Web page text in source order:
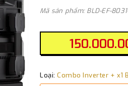
Mã sản phẩm: BLD-EF-
Loại: Combo Inverter + x1